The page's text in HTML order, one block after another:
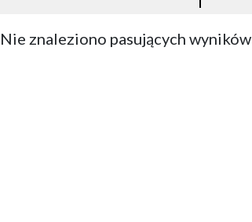
Nie znaleziono pasujących wyników